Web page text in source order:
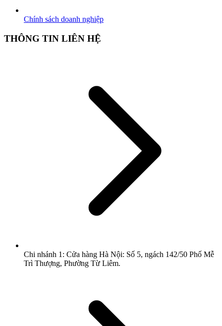
Chính sách doanh nghiệp
THÔNG TIN LIÊN HỆ
Chi nhánh 1: Cửa hàng Hà Nội: Số 5, ngách 142/50 Phố Mễ
Trì Thượng, Phường Từ Liêm.